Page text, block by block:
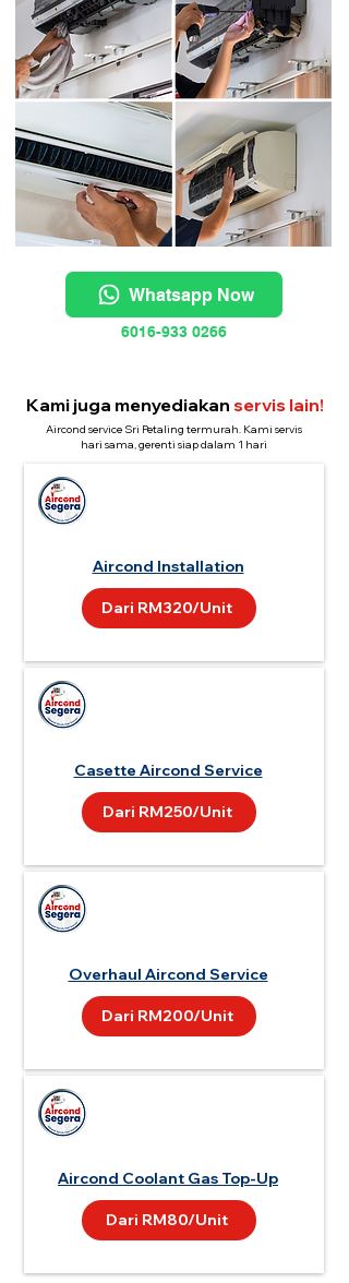
Whatsapp Now
6016-933 0266
Kami juga menyediakan servis lain!
Aircond service Sri Petaling termurah. Kami servis
hari sama, gerenti siap dalam 1 hari
Aircond Installation
Dari RM320/Unit
Casette Aircond Service
Dari RM250/Unit
Overhaul Aircond Service
Dari RM200/Unit
Aircond Coolant Gas Top-Up
Dari RM80/Unit